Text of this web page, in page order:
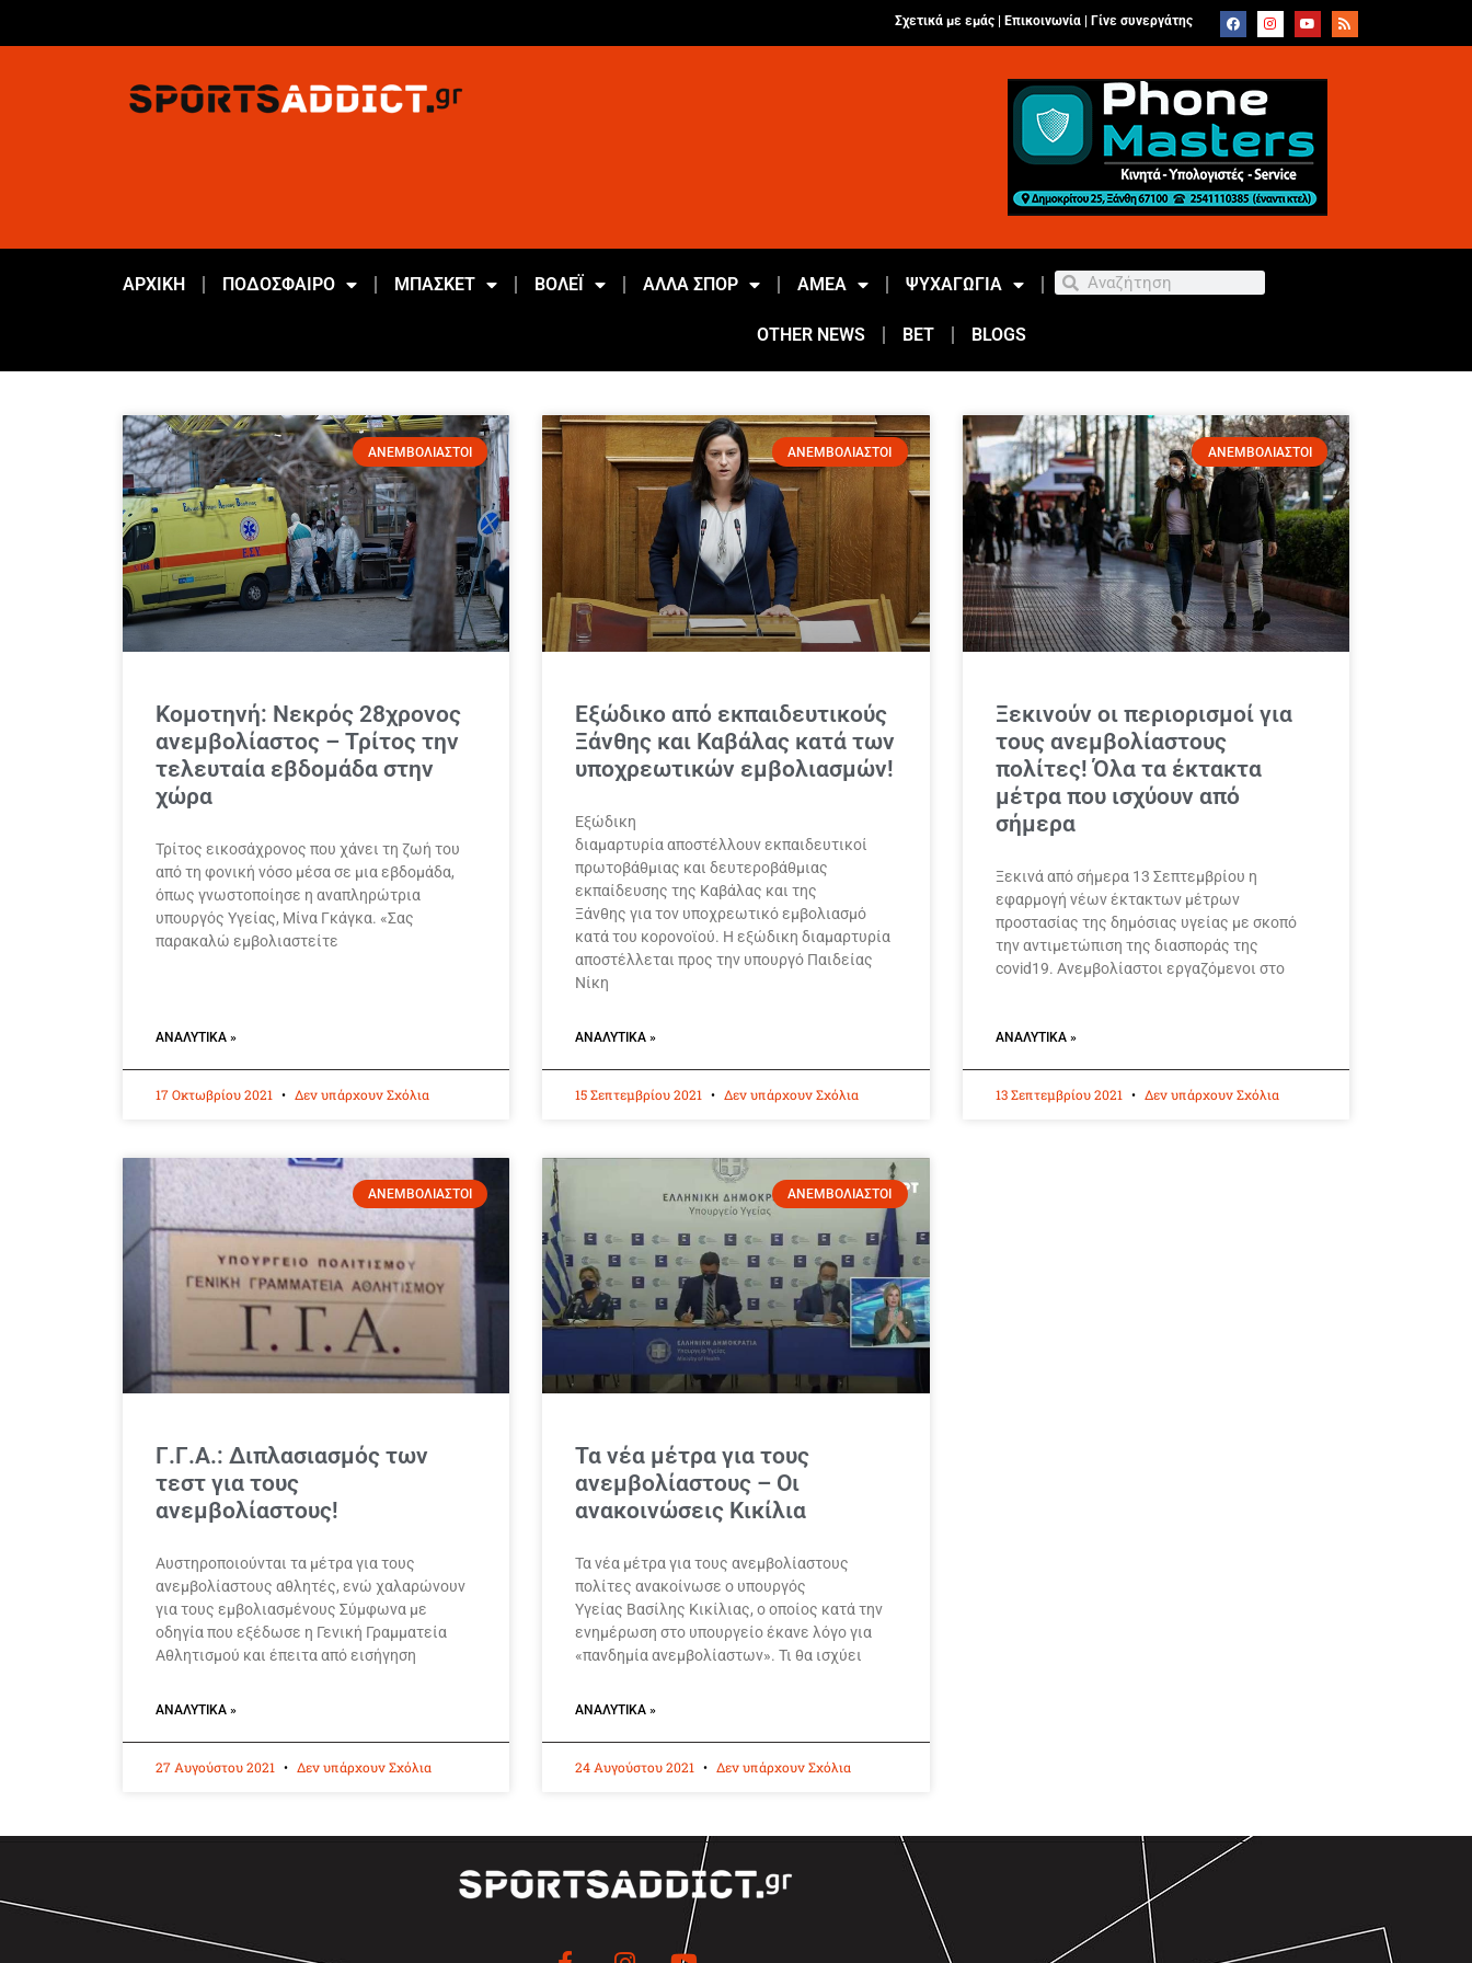
Σχετικά με εμάς | Επικοινωνία Γίνε συνεργάτης
ΑΡΧΙΚΗ ΠΟΔΟΣΦΑΙΡΟ ΜΠΑΣΚΕΤ ΒΟΛΕΪ ΑΛΛΑ ΣΠΟΡ ΑΜΕΑ ΨΥΧΑΓΩΓΙΑ
OTHER NEWS BET BLOGS
ΑΝΕΜΒΟΛΙΑΣΤΟΙ
Κομοτηνή: Νεκρός 28χρονος
ανεμβολίαστος – Τρίτος την
τελευταία εβδομάδα στην
χώρα
Τρίτος εικοσάχρονος που χάνει τη ζωή του
από τη φονική νόσο μέσα σε μια εβδομάδα,
όπως γνωστοποίησε η αναπληρώτρια
υπουργός Υγείας, Μίνα Γκάγκα. «Σας
παρακαλώ εμβολιαστείτε
ΑΝΑΛΥΤΙΚΆ »
17 Οκτωβρίου 2021 Δεν υπάρχουν Σχόλια
ΑΝΕΜΒΟΛΙΑΣΤΟΙ
Εξώδικο από εκπαιδευτικούς
Ξάνθης και Καβάλας κατά των
υποχρεωτικών εμβολιασμών!
Εξώδικη
διαμαρτυρία αποστέλλουν εκπαιδευτικοί
πρωτοβάθμιας και δευτεροβάθμιας
εκπαίδευσης της Καβάλας και της
Ξάνθης για τον υποχρεωτικό εμβολιασμό
κατά του κορονοϊού. Η εξώδικη διαμαρτυρία
αποστέλλεται προς την υπουργό Παιδείας
Νίκη
ΑΝΑΛΥΤΙΚΆ »
15 Σεπτεμβρίου 2021 Δεν υπάρχουν Σχόλια
ΑΝΕΜΒΟΛΙΑΣΤΟΙ
Ξεκινούν οι περιορισμοί για
τους ανεμβολίαστους
πολίτες! Όλα τα έκτακτα
μέτρα που ισχύουν από
σήμερα
Ξεκινά από σήμερα 13 Σεπτεμβρίου η
εφαρμογή νέων έκτακτων μέτρων
προστασίας της δημόσιας υγείας με σκοπό
την αντιμετώπιση της διασποράς της
covid19. Ανεμβολίαστοι εργαζόμενοι στο
ΑΝΑΛΥΤΙΚΆ »
13 Σεπτεμβρίου 2021 Δεν υπάρχουν Σχόλια
ΑΝΕΜΒΟΛΙΑΣΤΟΙ
Γ.Γ.Α.: Διπλασιασμός των
τεστ για τους
ανεμβολίαστους!
Αυστηροποιούνται τα μέτρα για τους
ανεμβολίαστους αθλητές, ενώ χαλαρώνουν
για τους εμβολιασμένους Σύμφωνα με
οδηγία που εξέδωσε η Γενική Γραμματεία
Αθλητισμού και έπειτα από εισήγηση
ΑΝΑΛΥΤΙΚΆ »
27 Αυγούστου 2021 Δεν υπάρχουν Σχόλια
ΑΝΕΜΒΟΛΙΑΣΤΟΙ
Τα νέα μέτρα για τους
ανεμβολίαστους – Οι
ανακοινώσεις Κικίλια
Τα νέα μέτρα για τους ανεμβολίαστους
πολίτες ανακοίνωσε ο υπουργός
Υγείας Βασίλης Κικίλιας, ο οποίος κατά την
ενημέρωση στο υπουργείο έκανε λόγο για
«πανδημία ανεμβολίαστων». Τι θα ισχύει
ΑΝΑΛΥΤΙΚΆ »
24 Αυγούστου 2021 Δεν υπάρχουν Σχόλια